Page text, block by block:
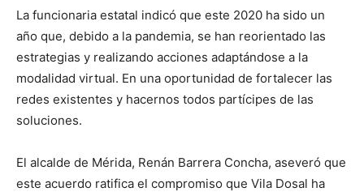
La funcionaria estatal indicó que este 2020 ha sido un
año que, debido a la pandemia, se han reorientado las
estrategias y realizando acciones adaptándose a la
modalidad virtual. En una oportunidad de fortalecer las
redes existentes y hacernos todos partícipes de las
soluciones.
El alcalde de Mérida, Renán Barrera Concha, aseveró que
este acuerdo ratifica el compromiso que Vila Dosal ha